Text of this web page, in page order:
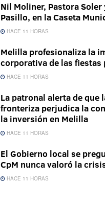
Nil Moliner, Pastora Soler
Pasillo, en la Caseta
HACE 11 HORAS
Melilla profesionaliza la
corporativa de las fiestas
HACE 11 HORAS
La patronal alerta de que
fronteriza perjudica la
la inversión en Melilla
HACE 11 HORAS
El Gobierno local se
CpM nunca valoró la
HACE 11 HORAS